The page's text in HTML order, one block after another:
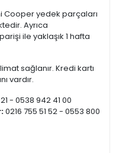
Cooper yedek parçaları
Ayrıca
ile yaklaşık 1 hafta
sağlanır. Kredi kartı
vardır.
- 0538 942 41 00
0216 755 51 52 - 0553 800